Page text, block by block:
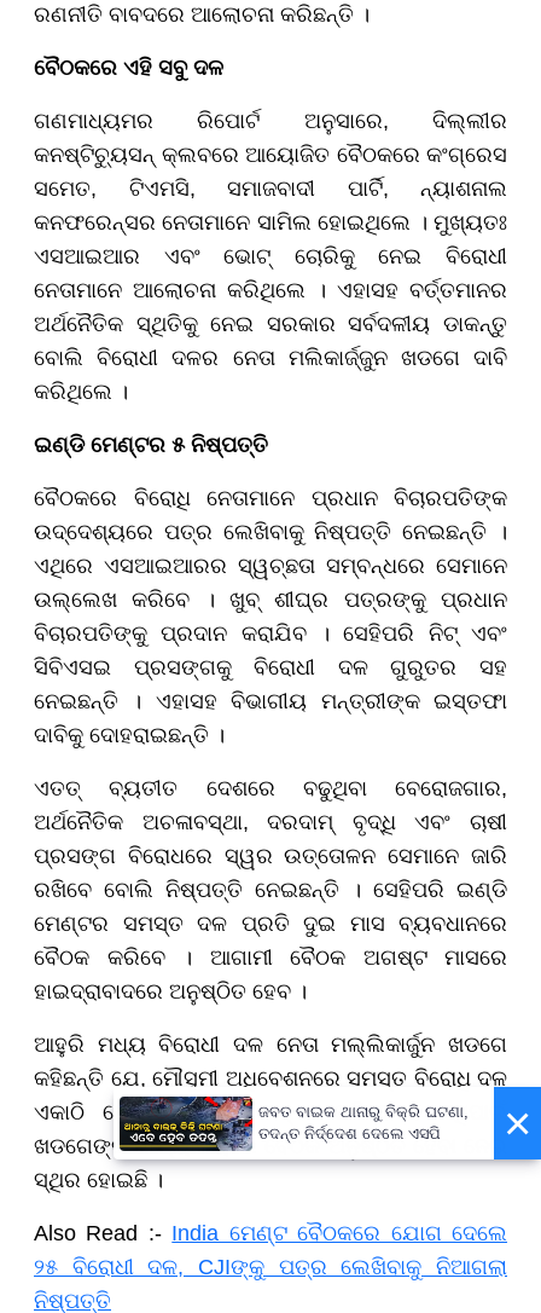
ରଣନୀତି ବାବଦରେ ଆଲୋଚନା କରିଛନ୍ତି ।
ବୈଠକରେ ଏହି ସବୁ ଦଳ
ଗଣମାଧ୍ୟମର ରିପୋର୍ଟ ଅନୁସାରେ, ଦିଲ୍ଲୀର
କନଷ୍ଟିଚ୍ୟୁସନ୍ କ୍ଲବରେ ଆୟୋଜିତ ବୈଠକରେ କଂଗ୍ରେସ
ସମେତ, ଟିଏମସି, ସମାଜବାଦୀ ପାର୍ଟି, ନ୍ୟାଶନାଲ
କନଫରେନ୍ସର ନେତାମାନେ ସାମିଲ ହୋଇଥିଲେ । ମୁଖ୍ୟତଃ
ଏସଆଇଆର ଏବଂ ଭୋଟ୍ ଚୋରିକୁ ନେଇ ବିରୋଧୀ
ନେତାମାନେ ଆଲୋଚନା କରିଥିଲେ । ଏହାସହ ବର୍ତ୍ତମାନର
ଅର୍ଥନୈତିକ ସ୍ଥିତିକୁ ନେଇ ସରକାର ସର୍ବଦଳୀୟ ଡାକନ୍ତୁ
ବୋଲି ବିରୋଧୀ ଦଳର ନେତା ମଲିକାର୍ଜ୍ଜୁନ ଖଡଗେ ଦାବି
କରିଥିଲେ ।
ଇଣ୍ଡି ମେଣ୍ଟର ୫ ନିଷ୍ପତ୍ତି
ବୈଠକରେ ବିରୋଧି ନେତାମାନେ ପ୍ରଧାନ ବିଚାରପତିଙ୍କ
ଉଦ୍ଦେଶ୍ୟରେ ପତ୍ର ଲେଖିବାକୁ ନିଷ୍ପତ୍ତି ନେଇଛନ୍ତି ।
ଏଥିରେ ଏସଆଇଆରର ସ୍ୱଚ୍ଛତା ସମ୍ବନ୍ଧରେ ସେମାନେ
ଉଲ୍ଲେଖ କରିବେ । ଖୁବ୍ ଶୀଘ୍ର ପତ୍ରଙ୍କୁ ପ୍ରଧାନ
ବିଚାରପତିଙ୍କୁ ପ୍ରଦାନ କରାଯିବ । ସେହିପରି ନିଟ୍ ଏବଂ
ସିବିଏସଇ ପ୍ରସଙ୍ଗକୁ ବିରୋଧୀ ଦଳ ଗୁରୁତର ସହ
ନେଇଛନ୍ତି । ଏହାସହ ବିଭାଗୀୟ ମନ୍ତ୍ରୀଙ୍କ ଇସ୍ତଫା
ଦାବିକୁ ଦୋହରାଇଛନ୍ତି ।
ଏତତ୍ ବ୍ୟତୀତ ଦେଶରେ ବଢୁଥିବା ବେରୋଜଗାର,
ଅର୍ଥନୈତିକ ଅଚଳାବସ୍ଥା, ଦରଦାମ୍ ବୃଦ୍ଧି ଏବଂ ଚାଷୀ
ପ୍ରସଙ୍ଗ ବିରୋଧରେ ସ୍ୱର ଉତ୍ତୋଳନ ସେମାନେ ଜାରି
ରଖିବେ ବୋଲି ନିଷ୍ପତ୍ତି ନେଇଛନ୍ତି । ସେହିପରି ଇଣ୍ଡି
ମେଣ୍ଟର ସମସ୍ତ ଦଳ ପ୍ରତି ଦୁଇ ମାସ ବ୍ୟବଧାନରେ
ବୈଠକ କରିବେ । ଆଗାମୀ ବୈଠକ ଅଗଷ୍ଟ ମାସରେ
ହାଇଦ୍ରାବାଦରେ ଅନୁଷ୍ଠିତ ହେବ ।
ଆହୁରି ମଧ୍ୟ ବିରୋଧୀ ଦଳ ନେତା ମଲ୍ଲିକାର୍ଜୁନ ଖଡଗେ
କହିଛନ୍ତି ଯେ, ମୌସୁମୀ ଅଧିବେଶନରେ ସମସ୍ତ ବିରୋଧି ଦଳ
ଏକାଠି ହୋଇ ସମନ୍ୱୟ ରକ୍ଷା କରିବେ । ଏଥିପାଇଁ
ଖଡଗେଙ୍କ କାର୍ଯ୍ୟାଳୟରେ ବୈଠକ ଅନୁଷ୍ଠିତ ହେବା ନେଇ
ସ୍ଥିର ହୋଇଛି ।
​​​​​​​Also Read :- India ମେଣ୍ଟ ବୈଠକରେ ଯୋଗ ଦେଲେ
୨୫ ବିରୋଧୀ ଦଳ, CJIଙ୍କୁ ପତ୍ର ଲେଖିବାକୁ ନିଆଗଲା
ନିଷ୍ପତ୍ତି
×
ଜବତ ବାଇକ ଥାନାରୁ ବିକ୍ରି ଘଟଣା,
ତଦନ୍ତ ନିର୍ଦ୍ଦେଶ ଦେଲେ ଏସପି